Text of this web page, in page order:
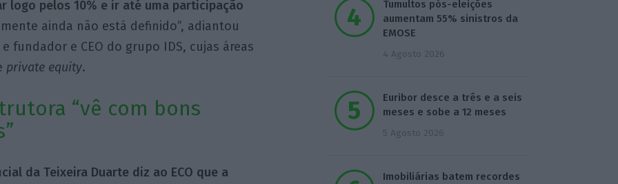
logo pelos 10% e ir até uma participação
ainda não está definido”, adiantou
fundador e CEO do grupo IDS, cujas áreas
private equity.
“vê com bons
da Teixeira Duarte diz ao ECO que a
Tumultos pós-eleições
aumentam 55% sinistros da
EMOSE
4 Agosto 2026
Euribor desce a três e a seis
meses e sobe a 12 meses
5 Agosto 2026
Imobiliárias batem recordes